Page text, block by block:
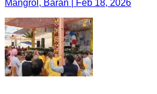
Mangrol, Baran | Feb 18, 2026